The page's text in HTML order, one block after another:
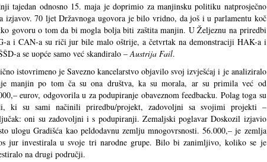
tajedan odnosno 15. maja je doprimio za manjinsku politiku natprosječno
izjavov. 70 ljet Državnoga ugovora je bilo vridno, da još i u parlamentu koč
govoru o tom da bi mogla bolja biti zaštita manjin. U Željeznu na priredbi
a i CAN-a su riči jur bile malo oštrije, a četvrtak na demonstraciji HAK-a i
a se uopće samo već skandiralo –Austrija Fail.
istovrimeno je Savezno kancelarstvo objavilo svoj izvješćaj i je analiziralo
manjin po tom ča su ona društva, ka su morala, ar su primila već od
eurov, odgovorila u za podupiranje obaveznom feedbacku. Polag toga su
ki su sami načinili priredbu/projekt, zadovoljni sa svojimi projekti –
oni su zadovoljni i s podupiranji. Zemaljski poglavar Doskozil izjavio
ulogu Gradišća kao peldodavnu zemlju mnogovrsnosti. 56.000,– je zemlja
jur investirala u svoje tri narodne grupe. Bilo bi zanimljivo, koliko se je
na drugi područji.